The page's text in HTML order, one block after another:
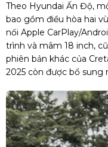
Theo Hyundai Ấn Độ,
bao gồm điều hòa hai
nối Apple CarPlay/
trình và mâm 18 inch,
phiên bản khác của
2025 còn được bổ sung